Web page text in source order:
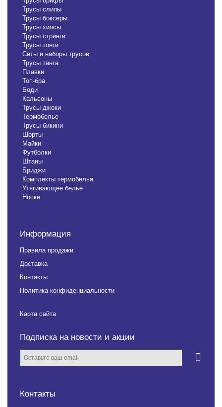
Трусы слипы
Трусы боксеры
Трусы хипсы
Трусы стринги
Трусы тонги
Сеты и наборы трусов
Трусы танга
Плавки
Топ-бра
Боди
Кальсоны
Трусы джоки
Термобелье
Трусы бикини
Шорты
Майки
Футболки
Штаны
Бриджи
Комплекты термобелья
Утягивающее белье
Носки
Информация
Правила продажи
Доставка
Контакты
Политика конфиденциальности
Карта сайта
Подписка на новости и акции
Контакты